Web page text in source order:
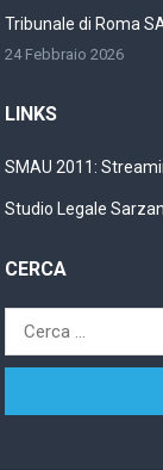
Tribunale di Roma
24 Febbraio 2026
LINKS
SMAU 2011:
Studio Legale
CERCA
Ricerca
per: